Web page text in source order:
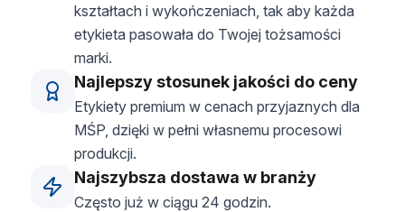
kształtach i wykończeniach, tak aby każda
etykieta pasowała do Twojej tożsamości
marki.
Najlepszy stosunek jakości do ceny
Etykiety premium w cenach przyjaznych dla
MŚP, dzięki w pełni własnemu procesowi
produkcji.
Najszybsza dostawa w branży
Często już w ciągu 24 godzin.